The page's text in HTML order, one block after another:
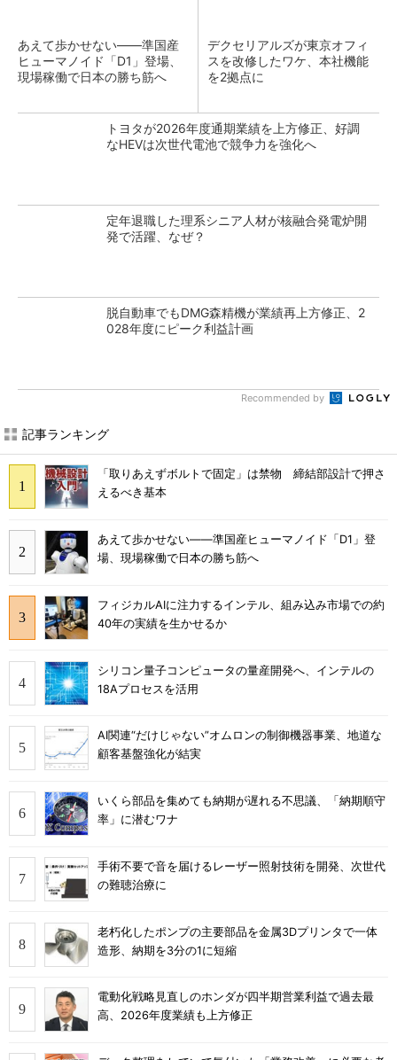
あえて歩かせない――準国産
ヒューマノイド「D1」登場、
現場稼働で日本の勝ち筋へ
デクセリアルズが東京オフィ
スを改修したワケ、本社機能
を2拠点に
トヨタが2026年度通期業績を上方修正、好調
なHEVは次世代電池で競争力を強化へ
定年退職した理系シニア人材が核融合発電炉開
発で活躍、なぜ？
脱自動車でもDMG森精機が業績再上方修正、2
028年度にピーク利益計画
Recommended by
記事ランキング
「取りあえずボルトで固定」は禁物 締結部設計で押さ
えるべき基本
あえて歩かせない――準国産ヒューマノイド「D1」登
場、現場稼働で日本の勝ち筋へ
フィジカルAIに注力するインテル、組み込み市場での約
40年の実績を生かせるか
シリコン量子コンピュータの量産開発へ、インテルの
18Aプロセスを活用
AI関連“だけじゃない”オムロンの制御機器事業、地道な
顧客基盤強化が結実
いくら部品を集めても納期が遅れる不思議、「納期順守
率」に潜むワナ
手術不要で音を届けるレーザー照射技術を開発、次世代
の難聴治療に
老朽化したポンプの主要部品を金属3Dプリンタで一体
造形、納期を3分の1に短縮
電動化戦略見直しのホンダが四半期営業利益で過去最
高、2026年度業績も上方修正